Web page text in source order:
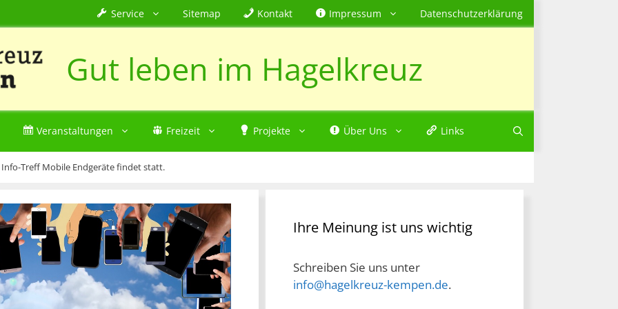
Service Sitemap Kontakt Impressum Datenschutzerklärung
Gut leben im Hagelkreuz
Veranstaltungen Freizeit Projekte Über Uns Links
Info-Treff Mobile Endgeräte findet statt.
Ihre Meinung ist uns wichtig
Schreiben Sie uns unter
info@hagelkreuz-kempen.de.